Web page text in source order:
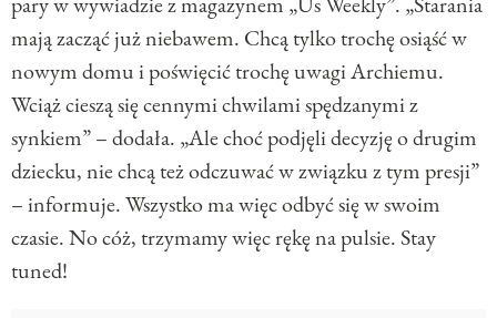
mają zacząć już niebawem. Chcą tylko trochę osiąść w
nowym domu i poświęcić trochę uwagi Archiemu.
Wciąż cieszą się cennymi chwilami spędzanymi z
synkiem” – dodała. „Ale choć podjęli decyzję o drugim
dziecku, nie chcą też odczuwać w związku z tym presji”
– informuje. Wszystko ma więc odbyć się w swoim
czasie. No cóż, trzymamy więc rękę na pulsie. Stay
tuned!